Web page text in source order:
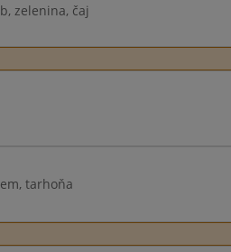
zelenina, čaj
tarhoňa